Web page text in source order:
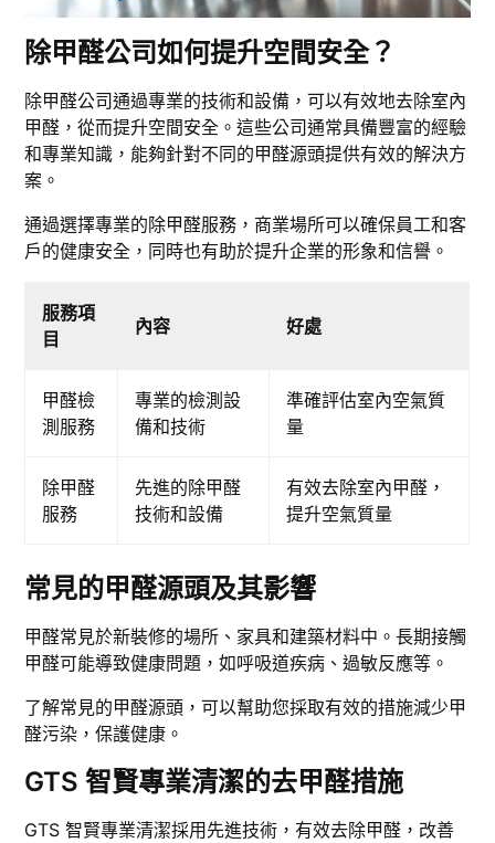
除甲醛公司如何提升空間安全？
除甲醛公司通過專業的技術和設備，可以有效地去除室內
甲醛，從而提升空間安全。這些公司通常具備豐富的經驗
和專業知識，能夠針對不同的甲醛源頭提供有效的解決方
案。
通過選擇專業的除甲醛服務，商業場所可以確保員工和客
戶的健康安全，同時也有助於提升企業的形象和信譽。
服務項
目
內容 好處
甲醛檢
測服務
專業的檢測設
備和技術
準確評估室內空氣質
量
除甲醛
服務
先進的除甲醛
技術和設備
有效去除室內甲醛，
提升空氣質量
常見的甲醛源頭及其影響
甲醛常見於新裝修的場所、家具和建築材料中。長期接觸
甲醛可能導致健康問題，如呼吸道疾病、過敏反應等。
了解常見的甲醛源頭，可以幫助您採取有效的措施減少甲
醛污染，保護健康。
GTS 智賢專業清潔的去甲醛措施
GTS 智賢專業清潔採用先進技術，有效去除甲醛，改善